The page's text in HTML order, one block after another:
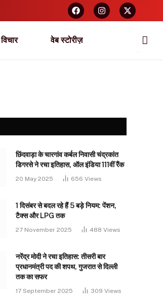
विचार वेब स्टोरीज़
छिंदवाड़ा के चारगांव कर्बल निवासी चंद्रकांत
डिगरसे ने रचा इतिहास, ऑल इंडिया 111वीं रैंक
20 May 2025 656 Views
1 दिसंबर से बदल रहे हैं 5 बड़े नियम: पेंशन,
टैक्स और LPG तक
27 November 2025 488 Views
नरेंद्र मोदी ने रचा इतिहास: तीसरी बार
प्रधानमंत्री पद की शपथ, गुजरात से दिल्ली
तक का सफर
17 September 2025 309 Views